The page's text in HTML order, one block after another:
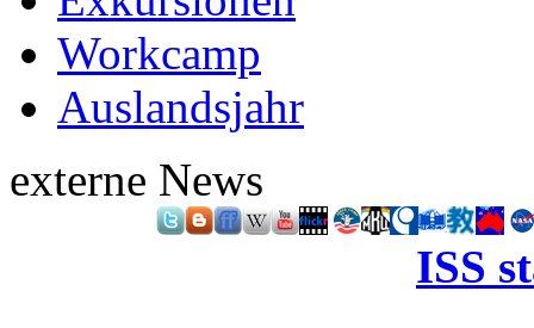
Workcamp
Auslandsjahr
externe News
ISS